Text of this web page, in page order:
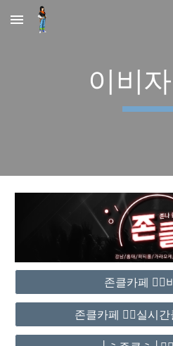
Skip to main content
이비
존클카페 ❤️‍🔥
존클카페 ❤️‍🔥실시